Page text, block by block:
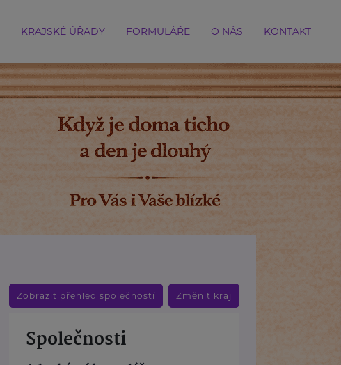
KRAJSKÉ ÚŘADY FORMULÁŘE O NÁS KONTAKT
Zobrazit přehled společností Změnit kraj
Společnosti